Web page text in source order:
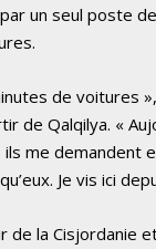
un seul poste
de voitures
de Qalqilya. «
me demandent
Je vis ici
de la Cisjordanie